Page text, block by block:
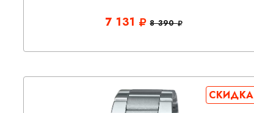
7 131 8 390
СКИДКА